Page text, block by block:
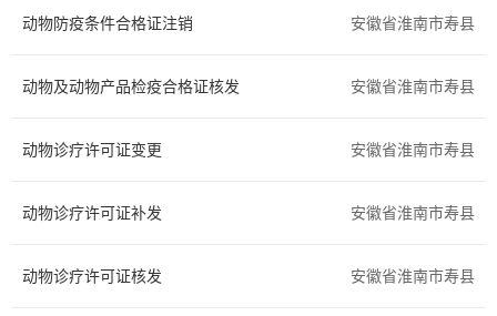
国土和规划建设
动物防疫条件合格证注销 安徽省淮南市寿县
动物及动物产品检疫合格证核发 安徽省淮南市寿县
动物诊疗许可证变更 安徽省淮南市寿县
动物诊疗许可证补发 安徽省淮南市寿县
动物诊疗许可证核发 安徽省淮南市寿县